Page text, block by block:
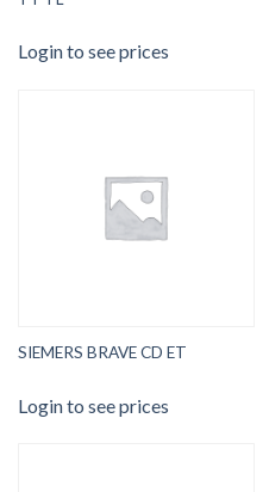
Login to see prices
SIEMERS BRAVE CD ET
Login to see prices